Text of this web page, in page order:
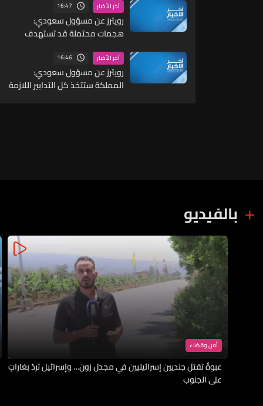
آخر الأخبار 16:47
رويترز عن مسؤول سعودي:
هجمات محتملة قد تستهدف
يشمل البنية التحتية للطاقة
والموانئ والمطارات
آخر الأخبار 16:46
رويترز عن مسؤول سعودي:
المملكة ستتخذ كل التدابير اللازمة
بالفيديو
أمن وقضاء
عبوةٌ تقتل جنديين إسرائيليين في مجدل زون… وإسرائيل تردّ بغاراتٍ
على الجنوب